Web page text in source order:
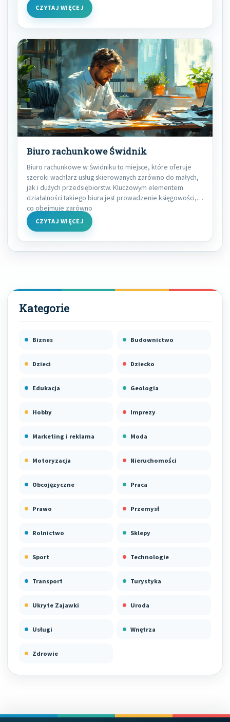
CZYTAJ WIĘCEJ
Biuro rachunkowe Świdnik
Biuro rachunkowe w Świdniku to miejsce, które oferuje
szeroki wachlarz usług skierowanych zarówno do małych,
jak i dużych przedsiębiorstw. Kluczowym elementem
działalności takiego biura jest prowadzenie księgowości,
co obejmuje zarówno
CZYTAJ WIĘCEJ
Biznes Budownictwo
Dzieci Dziecko
Edukacja Geologia
Hobby Imprezy
Marketing i reklama Moda
Motoryzacja Nieruchomości
Obcojęzyczne Praca
Prawo Przemysł
Rolnictwo Sklepy
Sport Technologie
Transport Turystyka
Ukryte Zajawki Uroda
Usługi Wnętrza
Zdrowie